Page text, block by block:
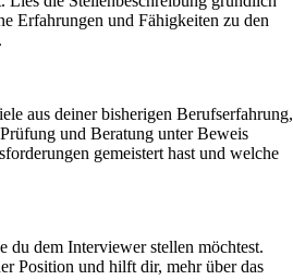
Erfahrungen und Fähigkeiten zu den
aus deiner bisherigen Berufserfahrung,
und Beratung unter Beweis
gemeistert hast und welche
du dem Interviewer stellen möchtest.
Position und hilft dir, mehr über das